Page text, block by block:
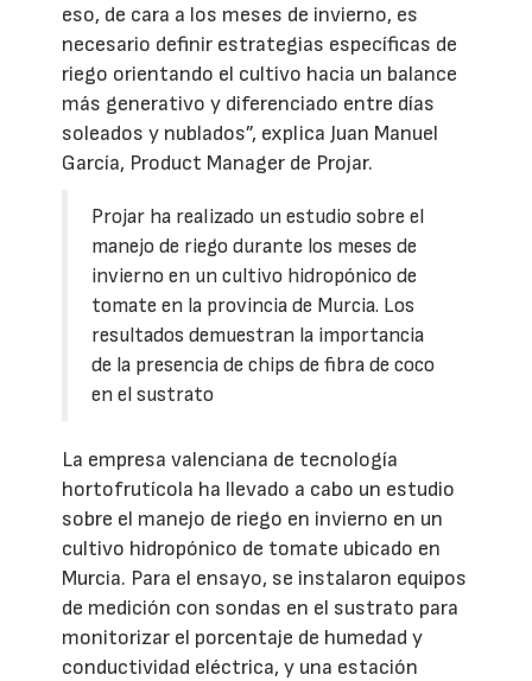
eso, de cara a los meses de invierno, es
necesario definir estrategias específicas de
riego orientando el cultivo hacia un balance
más generativo y diferenciado entre días
soleados y nublados”, explica Juan Manuel
García, Product Manager de Projar.
Projar ha realizado un estudio sobre el
manejo de riego durante los meses de
invierno en un cultivo hidropónico de
tomate en la provincia de Murcia. Los
resultados demuestran la importancia
de la presencia de chips de fibra de coco
en el sustrato
La empresa valenciana de tecnología
hortofrutícola ha llevado a cabo un estudio
sobre el manejo de riego en invierno en un
cultivo hidropónico de tomate ubicado en
Murcia. Para el ensayo, se instalaron equipos
de medición con sondas en el sustrato para
monitorizar el porcentaje de humedad y
conductividad eléctrica, y una estación